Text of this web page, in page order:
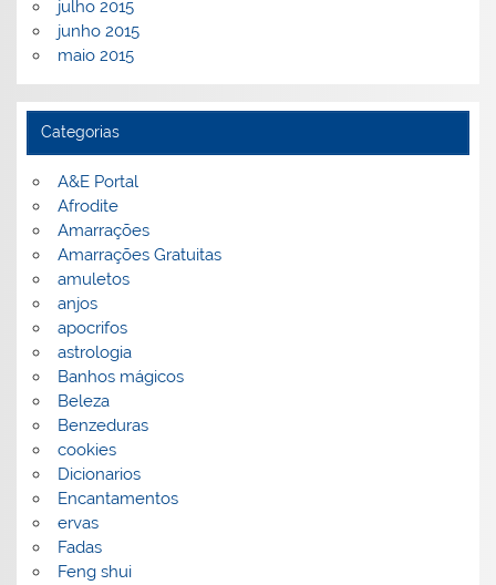
julho 2015
junho 2015
maio 2015
Categorias
A&E Portal
Afrodite
Amarrações
Amarrações Gratuitas
amuletos
anjos
apocrifos
astrologia
Banhos mágicos
Beleza
Benzeduras
cookies
Dicionarios
Encantamentos
ervas
Fadas
Feng shui